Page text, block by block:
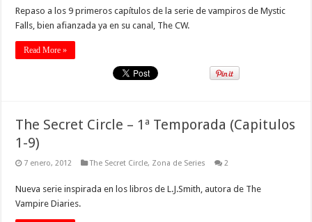
Repaso a los 9 primeros capítulos de la serie de vampiros de Mystic
Falls, bien afianzada ya en su canal, The CW.
Read More »
The Secret Circle – 1ª Temporada (Capitulos
1-9)
7 enero, 2012 The Secret Circle, Zona de Series 2
Nueva serie inspirada en los libros de L.J.Smith, autora de The
Vampire Diaries.